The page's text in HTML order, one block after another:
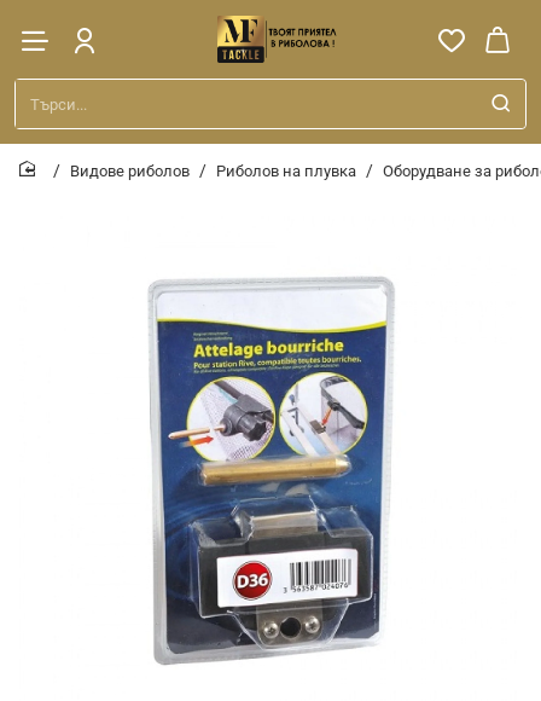
Търси...
Видове риболов Риболов на плувка Оборудване за